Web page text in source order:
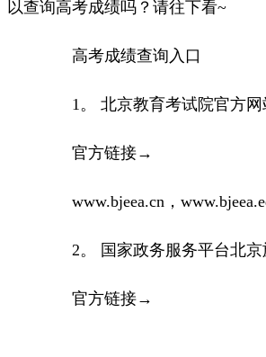
以查询高考成绩吗？请往下看~
高考成绩查询入口
1。 北京教育考试院官方网
官方链接→
www.bjeea.cn，
2。 国家政务服务平台北京
官方链接→